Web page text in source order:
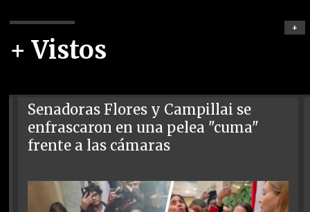
+ Vistos
+
Senadoras Flores y Campillai se
enfrascaron en una pelea "cuma"
frente a las cámaras